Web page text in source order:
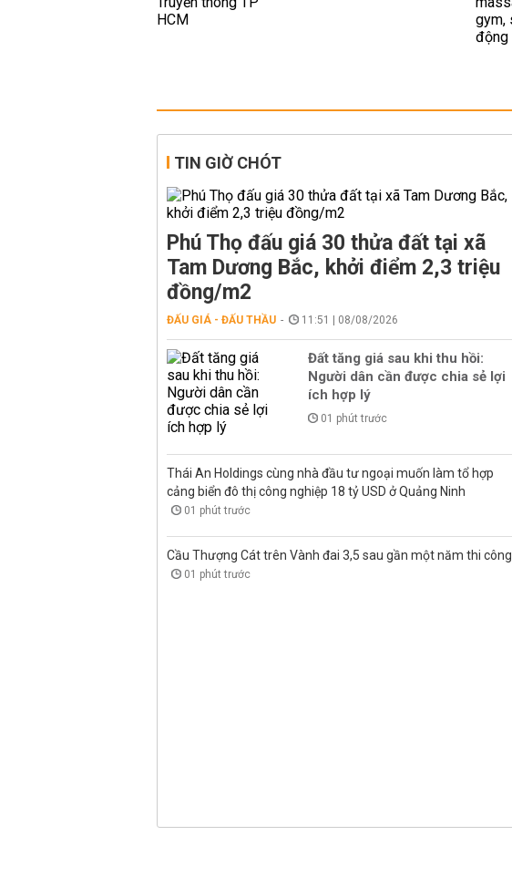
TIN GIỜ CHÓT
Phú Thọ đấu giá 30 thửa đất tại xã
Tam Dương Bắc, khởi điểm 2,3 triệu
đồng/m2
ĐẤU GIÁ - ĐẤU THẦU 11:51 | 08/08/2026
Đất tăng giá sau khi thu hồi:
Người dân cần được chia sẻ lợi
ích hợp lý
01 phút trước
Thái An Holdings cùng nhà đầu tư ngoại muốn làm tổ hợp
cảng biển đô thị công nghiệp 18 tỷ USD ở Quảng Ninh
01 phút trước
Cầu Thượng Cát trên Vành đai 3,5 sau gần một năm thi công
01 phút trước